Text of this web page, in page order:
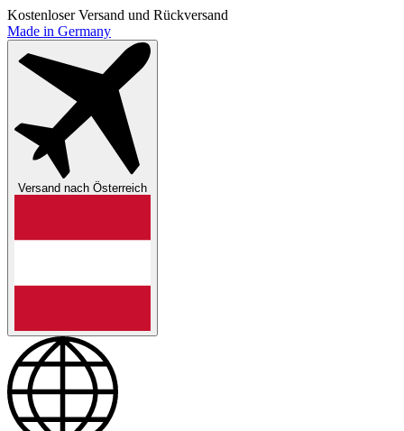
Kostenloser Versand und Rückversand
Made in Germany
Versand nach Österreich